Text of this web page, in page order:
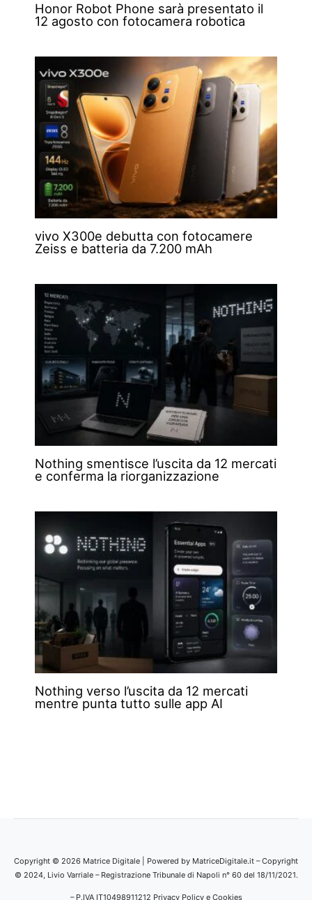
Honor Robot Phone sarà presentato il
12 agosto con fotocamera robotica
vivo X300e debutta con fotocamere
Zeiss e batteria da 7.200 mAh
Nothing smentisce l’uscita da 12 mercati
e conferma la riorganizzazione
Nothing verso l’uscita da 12 mercati
mentre punta tutto sulle app AI
Copyright © 2026 Matrice Digitale | Powered by MatriceDigitale.it – Copyright
© 2024, Livio Varriale – Registrazione Tribunale di Napoli n° 60 del 18/11/2021.
– P.IVA IT10498911212 Privacy Policy e Cookies